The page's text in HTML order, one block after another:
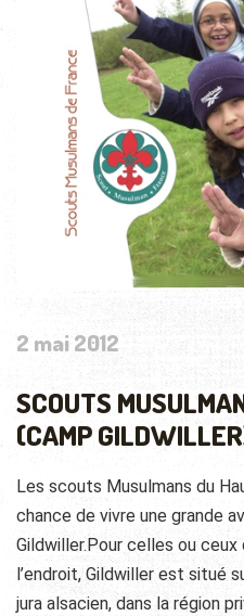
2 mai 2012
SCOUTS
(CAMP
Les scouts Musulmans du
chance de vivre une grande
Gildwiller.Pour celles ou
l’endroit, Gildwiller est situé
jura alsacien, dans la région